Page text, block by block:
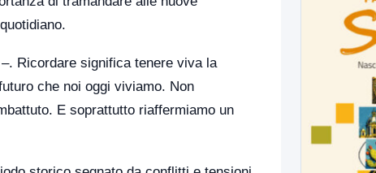
Ricordare significa tenere viva la
che noi oggi viviamo. Non
E soprattutto riaffermiamo un